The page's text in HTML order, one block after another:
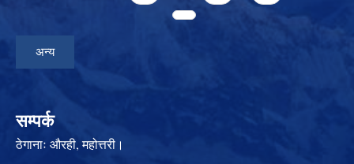
अन्य
सम्पर्क
ठेगानाः औरही, महोत्तरी।